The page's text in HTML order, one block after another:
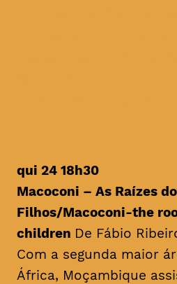
qui 24 18h30
Macoconi – As Raízes
Filhos/Macoconi-the
children De Fábio
Com a segunda maior
África, Moçambique